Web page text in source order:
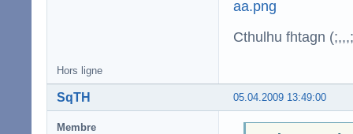
Cthulhu fhtagn
Hors ligne
05.04.2009 13:49:00
SqTH
Membre